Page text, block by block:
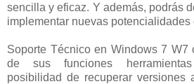
sencilla y eficaz. Y además, podrás
implementar nuevas
Soporte Técnico en Windows 7 W7
de sus funciones
posibilidad de recuperar versiones